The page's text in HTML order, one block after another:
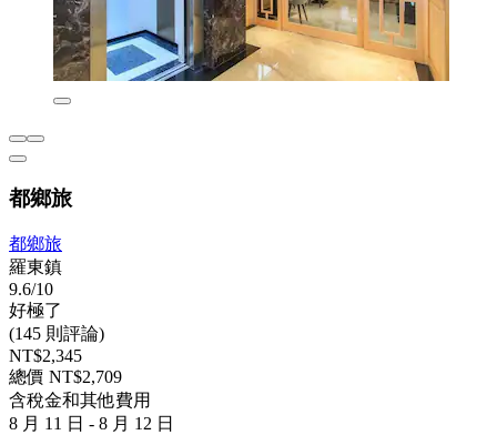
都鄉旅
都鄉旅
羅東鎮
9.6/10
好極了
(145 則評論)
NT$2,345
總價 NT$2,709
含稅金和其他費用
8 月 11 日 - 8 月 12 日